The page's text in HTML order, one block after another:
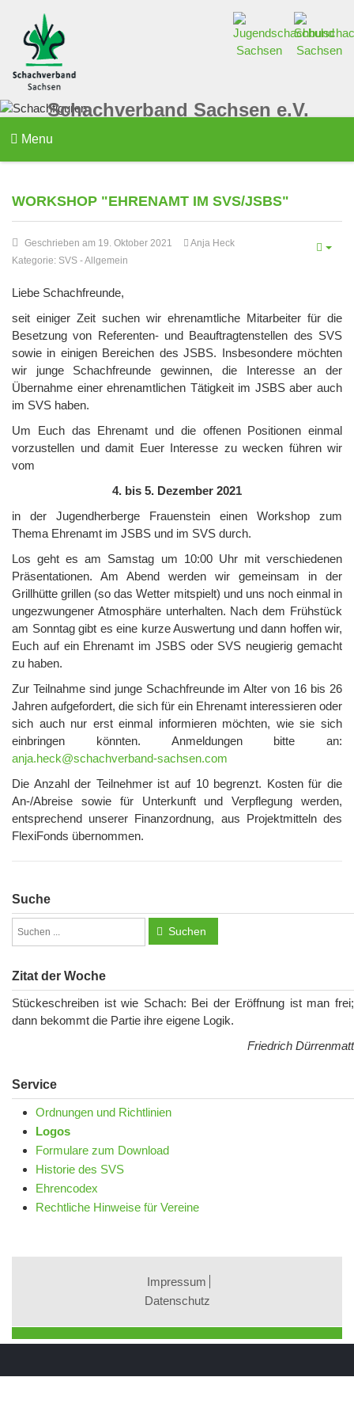
Schachverband Sachsen e.V.
Menu
WORKSHOP "EHRENAMT IM SVS/JSBS"
Geschrieben am 19. Oktober 2021
Anja Heck
Kategorie: SVS -Allgemein
Liebe Schachfreunde,
seit einiger Zeit suchen wir ehrenamtliche Mitarbeiter für die
Besetzung von Referenten- und Beauftragtenstellen des SVS
sowie in einigen Bereichen des JSBS. Insbesondere möchten
wir junge Schachfreunde gewinnen, die Interesse an der
Übernahme einer ehrenamtlichen Tätigkeit im JSBS aber auch
im SVS haben.
Um Euch das Ehrenamt und die offenen Positionen einmal
vorzustellen und damit Euer Interesse zu wecken führen wir
vom
4. bis 5. Dezember 2021
in der Jugendherberge Frauenstein einen Workshop zum
Thema Ehrenamt im JSBS und im SVS durch.
Los geht es am Samstag um 10:00 Uhr mit verschiedenen
Präsentationen. Am Abend werden wir gemeinsam in der
Grillhütte grillen (so das Wetter mitspielt) und uns noch einmal in
ungezwungener Atmosphäre unterhalten. Nach dem Frühstück
am Sonntag gibt es eine kurze Auswertung und dann hoffen wir,
Euch auf ein Ehrenamt im JSBS oder SVS neugierig gemacht
zu haben.
Zur Teilnahme sind junge Schachfreunde im Alter von 16 bis 26
Jahren aufgefordert, die sich für ein Ehrenamt interessieren oder
sich auch nur erst einmal informieren möchten, wie sie sich
einbringen könnten. Anmeldungen bitte an:
anja.heck@schachverband-sachsen.com
Die Anzahl der Teilnehmer ist auf 10 begrenzt. Kosten für die
An-/Abreise sowie für Unterkunft und Verpflegung werden,
entsprechend unserer Finanzordnung, aus Projektmitteln des
FlexiFonds übernommen.
Suche
Suchen
Zitat der Woche
Stückeschreiben ist wie Schach: Bei der Eröffnung ist man frei;
dann bekommt die Partie ihre eigene Logik.
Friedrich Dürrenmatt
Service
Ordnungen und Richtlinien
Logos
Formulare zum Download
Historie des SVS
Ehrencodex
Rechtliche Hinweise für Vereine
Impressum
Datenschutz